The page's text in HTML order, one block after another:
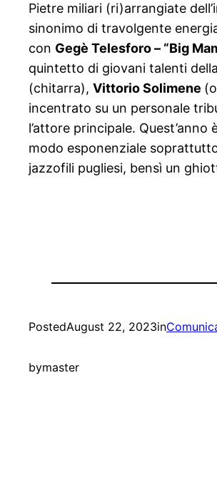
Pietre miliari (ri)arrangiate
sinonimo di travolgente
con Gegè Telesforo – “Big
quintetto di giovani talenti
(chitarra), Vittorio Solimene
incentrato su un personale
l’attore principale.
modo esponenziale
jazzofili pugliesi, bensì un
PostedAugust 22, 2023in
bymaster